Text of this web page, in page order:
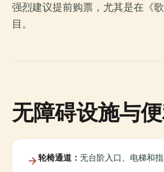
强烈建议提前购票，尤其是在《
目。
无障碍设施与
轮椅通道： 无台阶入口、电梯和指